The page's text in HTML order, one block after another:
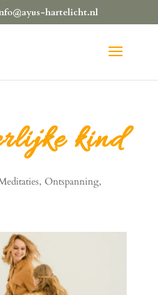
hartelicht.nl
kind
, Ontspanning,